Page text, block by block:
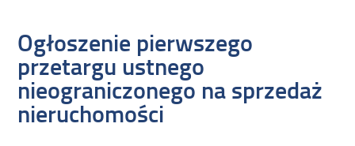
Ogłoszenie pierwszego
przetargu ustnego
nieograniczonego na sprzedaż
nieruchomości